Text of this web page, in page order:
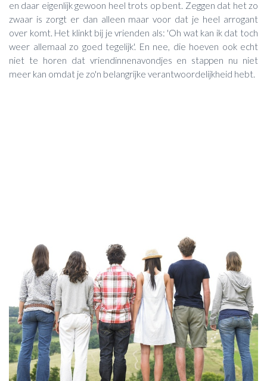
en daar eigenlijk gewoon heel trots op bent. Zeggen dat het zo
zwaar is zorgt er dan alleen maar voor dat je heel arrogant
over komt. Het klinkt bij je vrienden als: 'Oh wat kan ik dat toch
weer allemaal zo goed tegelijk'. En nee, die hoeven ook echt
niet te horen dat vriendinnenavondjes en stappen nu niet
meer kan omdat je zo'n belangrijke verantwoordelijkheid hebt.